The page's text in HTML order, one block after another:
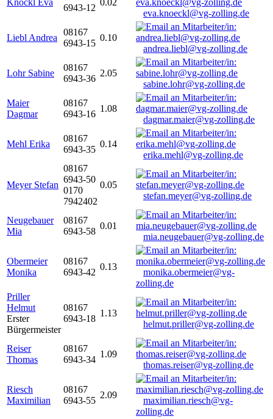
Knöckl Eva
6943-12
0.02
eva.knoeckl@vg-zolling.de
Liebl Andrea
08167
6943-15
0.10
andrea.liebl@vg-zolling.de
Lohr Sabine
08167
6943-36
2.05
sabine.lohr@vg-zolling.de
Maier
Dagmar
08167
6943-16
1.08
dagmar.maier@vg-zolling.de
Mehl Erika
08167
6943-35
0.14
erika.mehl@vg-zolling.de
Meyer Stefan
08167
6943-50
0170
7942402
0.05
stefan.meyer@vg-zolling.de
Neugebauer
Mia
08167
6943-58
0.01
mia.neugebauer@vg-zolling.de
Obermeier
Monika
08167
6943-42
0.13
monika.obermeier@vg-
zolling.de
Priller
Helmut
Erster
Bürgermeister
08167
6943-18
1.13
helmut.priller@vg-zolling.de
Reiser
Thomas
08167
6943-34
1.09
thomas.reiser@vg-zolling.de
Riesch
Maximilian
08167
6943-55
2.09
maximilian.riesch@vg-
zolling.de